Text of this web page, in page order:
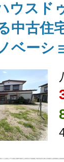
スド
中古住
ベーシ